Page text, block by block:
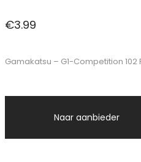
€3.99
Gamakatsu – G1-Competition 102
Naar aanbieder